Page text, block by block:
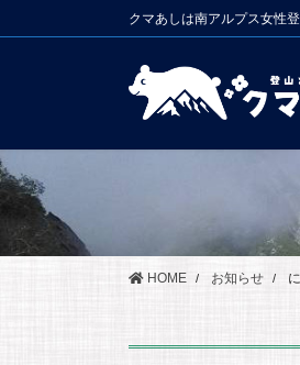
ン
移
動
ビ
ン
に
動
クマあしは南アルプス女性
HOME お知らせ